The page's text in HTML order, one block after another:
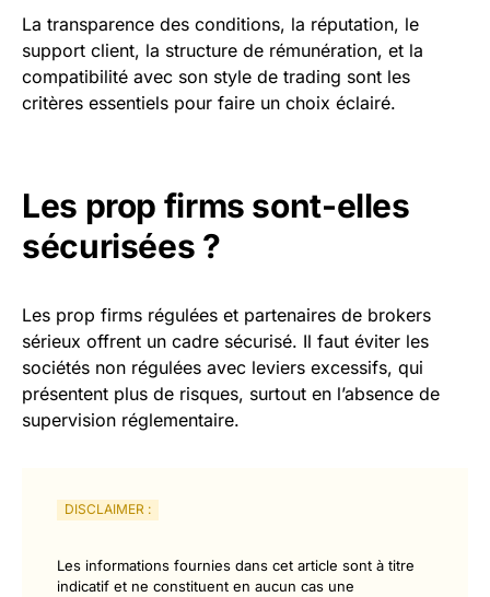
La transparence des conditions, la réputation, le
support client, la structure de rémunération, et la
compatibilité avec son style de trading sont les
critères essentiels pour faire un choix éclairé.
Les prop firms sont-elles
sécurisées ?
Les prop firms régulées et partenaires de brokers
sérieux offrent un cadre sécurisé. Il faut éviter les
sociétés non régulées avec leviers excessifs, qui
présentent plus de risques, surtout en l’absence de
supervision réglementaire.
DISCLAIMER :
Les informations fournies dans cet article sont à titre
indicatif et ne constituent en aucun cas une